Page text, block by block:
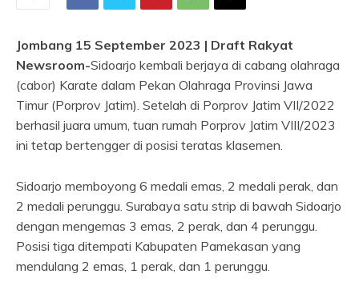
Jombang 15 September 2023 | Draft Rakyat
Newsroom-Sidoarjo kembali berjaya di cabang olahraga
(cabor) Karate dalam Pekan Olahraga Provinsi Jawa
Timur (Porprov Jatim). Setelah di Porprov Jatim VII/2022
berhasil juara umum, tuan rumah Porprov Jatim VIII/2023
ini tetap bertengger di posisi teratas klasemen.
Sidoarjo memboyong 6 medali emas, 2 medali perak, dan
2 medali perunggu. Surabaya satu strip di bawah Sidoarjo
dengan mengemas 3 emas, 2 perak, dan 4 perunggu.
Posisi tiga ditempati Kabupaten Pamekasan yang
mendulang 2 emas, 1 perak, dan 1 perunggu.